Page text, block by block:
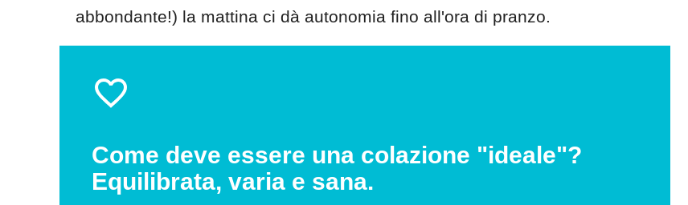
abbondante!) la mattina ci dà autonomia fino all'ora di pranzo.
Come deve essere una colazione "ideale"?
Equilibrata, varia e sana.